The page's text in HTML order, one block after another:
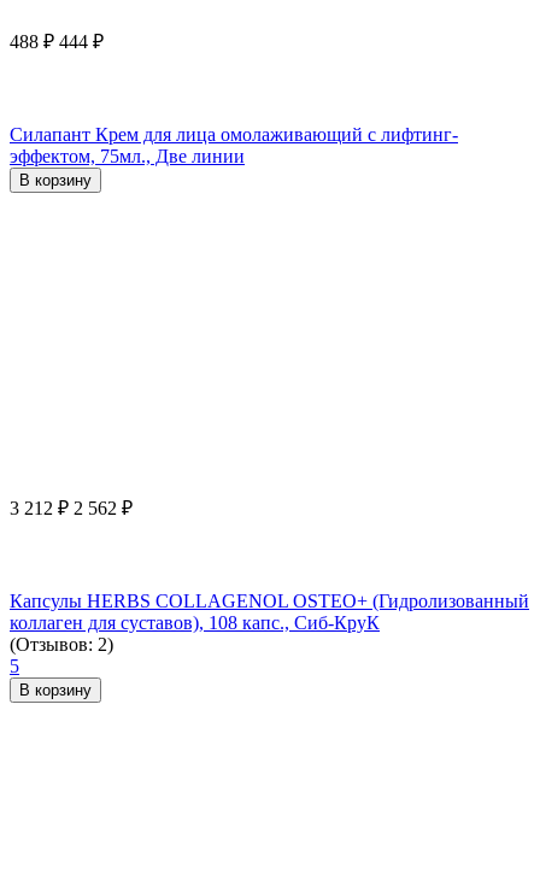
488 ₽ 444 ₽
Силапант Крем для лица омолаживающий с лифтинг-
эффектом, 75мл., Две линии
В корзину
3 212 ₽ 2 562 ₽
Капсулы HERBS COLLAGENOL OSTEO+ (Гидролизованный
коллаген для суставов), 108 капс., Сиб-КруК
(Отзывов: 2)
5
В корзину